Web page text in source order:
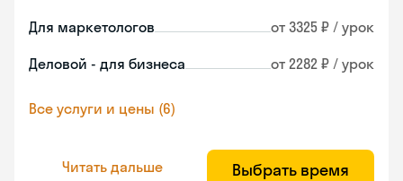
Для маркетологов от 3325 ₽ / урок
Деловой - для бизнеса от 2282 ₽ / урок
Все услуги и цены (6)
Читать дальше Выбрать время